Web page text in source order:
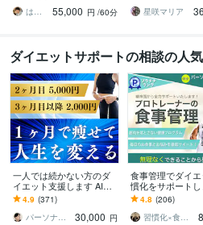
に出逢ってみたい？
はぴるんチアボーイ✨長谷部悠斗
55,000 円 /60分
い方へ。
星咲マリア
ダイエットサポートの相談の人
一人では続かない方のダ
イエット支援します AIで
は拾えない気持ちや生活
に合わせて続けられる形
を作ります
4.9 (371)
パーソナルトレーナー寄り添いかずま
30,000 円
食事管理でダイ
慣化をサポートし
理な制限なし！続
改善サポート
4.8 (206)
習慣化×食事改善ダイエットコーチ｜琢人